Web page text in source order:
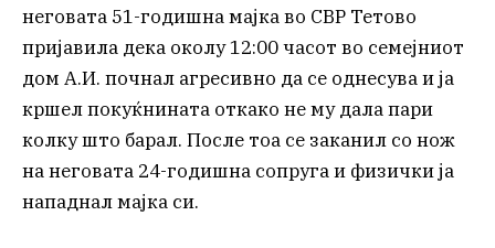
неговата 51-годишна мајка во СВР Тетово
пријавила дека околу 12:00 часот во семејниот
дом А.И. почнал агресивно да се однесува и ја
кршел покуќнината откако не му дала пари
колку што барал. После тоа се заканил со нож
на неговата 24-годишна сопруга и физички ја
нападнал мајка си.